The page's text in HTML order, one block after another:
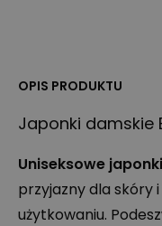
OPIS PRODUKTU
Japonki damskie
Uniseksowe
przyjazny dla skóry
użytkowaniu.